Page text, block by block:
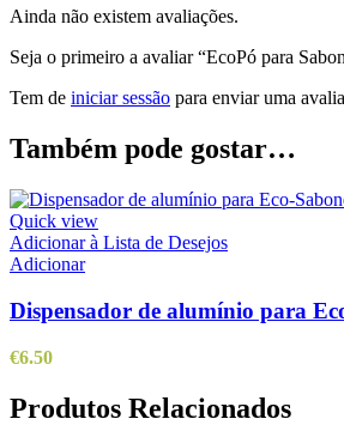
Ainda não existem avaliações.
Seja o primeiro a avaliar “EcoPó para
Tem de iniciar sessão para enviar uma
Também pode gostar…
Quick view
Adicionar à Lista de Desejos
Adicionar
Dispensador de alumínio para
€6.50
Produtos Relacionados